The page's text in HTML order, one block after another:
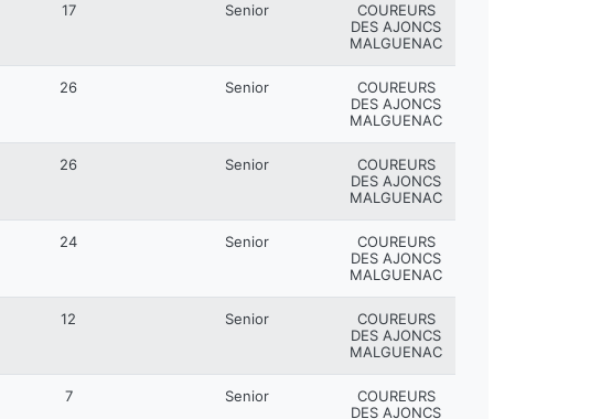
17 Senior
COUREURS
DES AJONCS
MALGUENAC
26 Senior
COUREURS
DES AJONCS
MALGUENAC
26 Senior
COUREURS
DES AJONCS
MALGUENAC
24 Senior
COUREURS
DES AJONCS
MALGUENAC
12 Senior
COUREURS
DES AJONCS
MALGUENAC
7 Senior
COUREURS
DES AJONCS